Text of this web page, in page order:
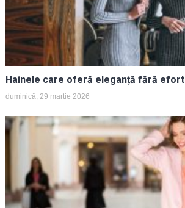
Hainele care oferă eleganță fără efort
duminică, 29 martie 2026